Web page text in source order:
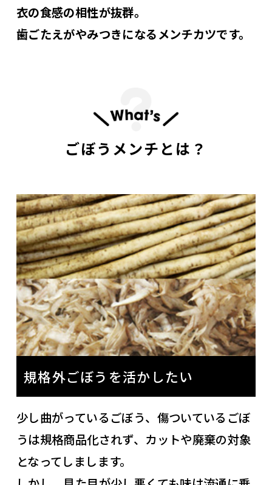
衣の食感の相性が抜群。
歯ごたえがやみつきになるメンチカツです。
ごぼうメンチとは？
規格外ごぼうを活かしたい
少し曲がっているごぼう、傷ついているごぼ
うは規格商品化されず、カットや廃棄の対象
となってしまします。